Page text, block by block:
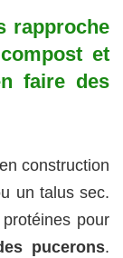
rapproche
et
faire des
construction
un talus sec.
pour
pucerons.